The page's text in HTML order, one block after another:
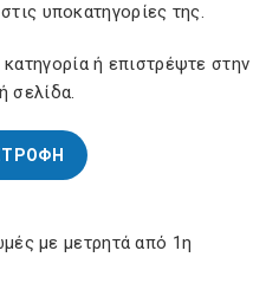
με μετρητά από 1η
υποκατηγορίες της.
ή επιστρέψτε στην
σελίδα.